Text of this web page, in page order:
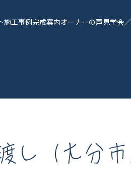
施工事例完成案内オーナーの声見学会
し（大分市